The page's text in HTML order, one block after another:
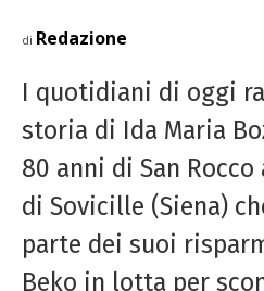
di Redazione
I quotidiani di oggi
storia di Ida Maria
80 anni di San
di Sovicille (Siena)
parte dei suoi
Beko in lotta per